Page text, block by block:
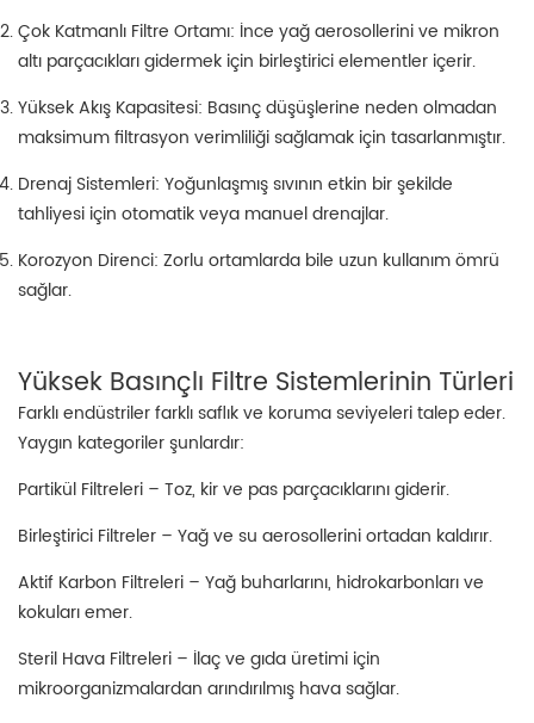
Çok Katmanlı Filtre Ortamı: İnce yağ aerosollerini ve mikron
altı parçacıkları gidermek için birleştirici elementler içerir.
Yüksek Akış Kapasitesi: Basınç düşüşlerine neden olmadan
maksimum filtrasyon verimliliği sağlamak için tasarlanmıştır.
Drenaj Sistemleri: Yoğunlaşmış sıvının etkin bir şekilde
tahliyesi için otomatik veya manuel drenajlar.
Korozyon Direnci: Zorlu ortamlarda bile uzun kullanım ömrü
sağlar.
Yüksek Basınçlı Filtre Sistemlerinin Türleri
Farklı endüstriler farklı saflık ve koruma seviyeleri talep eder.
Yaygın kategoriler şunlardır:
Partikül Filtreleri – Toz, kir ve pas parçacıklarını giderir.
Birleştirici Filtreler – Yağ ve su aerosollerini ortadan kaldırır.
Aktif Karbon Filtreleri – Yağ buharlarını, hidrokarbonları ve
kokuları emer.
Steril Hava Filtreleri – İlaç ve gıda üretimi için
mikroorganizmalardan arındırılmış hava sağlar.